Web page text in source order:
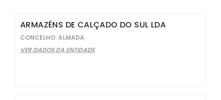
ARMAZÉNS DE CALÇADO DO SUL LDA
CONCELHO: ALMADA
VER DADOS DA ENTIDADE